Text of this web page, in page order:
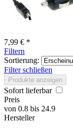
7,99 € *
Filtern
Sortierung:
Filter schließen
Produkte anzeigen
Sofort lieferbar
Preis
von 0.8 bis 24.9
Hersteller